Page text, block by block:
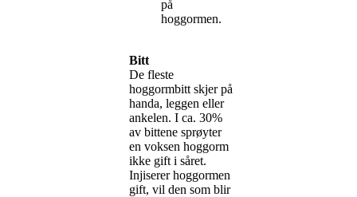
på
hoggormen.
Bitt
De fleste
hoggormbitt skjer på
handa, leggen eller
ankelen. I ca. 30%
av bittene sprøyter
en voksen hoggorm
ikke gift i såret.
Injiserer hoggormen
gift, vil den som blir